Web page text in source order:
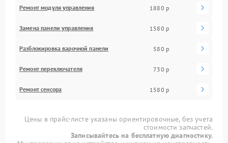
Ремонт модуля управления 1880 р
Замена панели управления 1580 р
Разблокировка варочной панели 580 р
Ремонт переключателя 730 р
Ремонт сенсора 1580 р
Цены в прайс-листе указаны ориентировочные, без учета
стоимости запчастей.
Записывайтесь на бесплатную диагностику.